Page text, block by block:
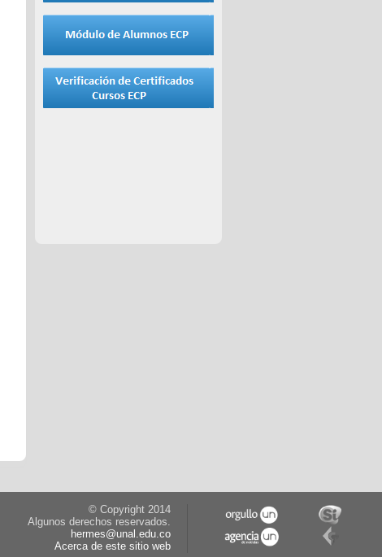
© Copyright 2014
Algunos derechos reservados.
hermes@unal.edu.co
Acerca de este sitio web